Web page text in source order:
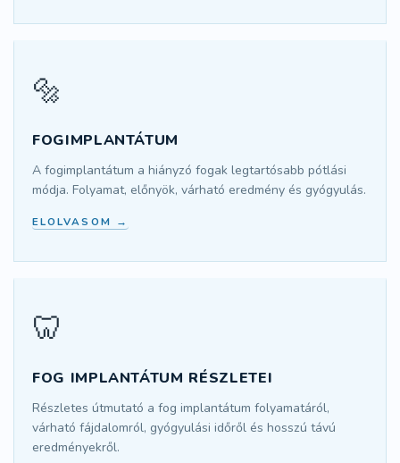
🔩
FOGIMPLANTÁTUM
A fogimplantátum a hiányzó fogak legtartósabb pótlási
módja. Folyamat, előnyök, várható eredmény és gyógyulás.
ELOLVASOM →
🦷
FOG IMPLANTÁTUM RÉSZLETEI
Részletes útmutató a fog implantátum folyamatáról,
várható fájdalomról, gyógyulási időről és hosszú távú
eredményekről.